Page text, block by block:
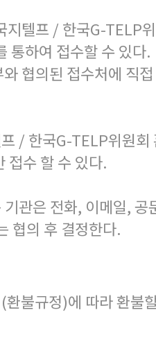
텔프 / 한국G-TELP
하여 접수할 수 있다.
협의된 접수처에 직
/ 한국G-TELP위원
수 할 수 있다.
관은 전화, 이메일, 공
협의 후 결정한다.
불규정)에 따라 환불